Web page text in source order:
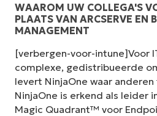
WAAROM UW COLLEGA'S
PLAATS VAN ARCSERVE EN
MANAGEMENT
[verbergen-voor-intune]Voor
complexe, gedistribueerde
levert NinjaOne waar
NinjaOne is erkend als leider
Magic Quadrant™ voor